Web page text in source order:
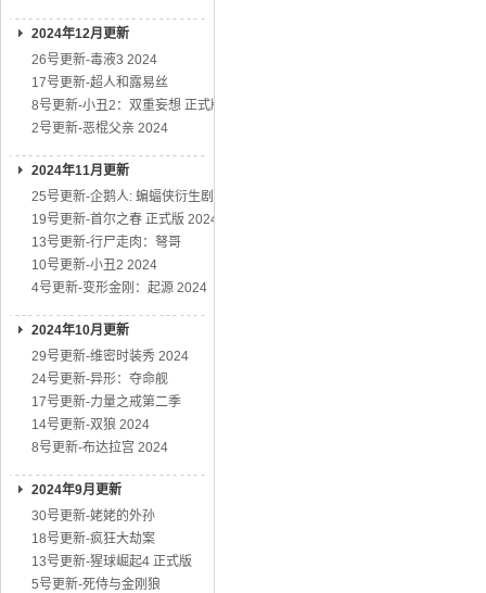
2024年12月更新
26号更新-毒液3 2024
17号更新-超人和露易丝
8号更新-小丑2：双重妄想 正式版
2号更新-恶棍父亲 2024
2024年11月更新
25号更新-企鹅人: 蝙蝠侠衍生剧
19号更新-首尔之春 正式版 2024
13号更新-行尸走肉：弩哥
10号更新-小丑2 2024
4号更新-变形金刚：起源 2024
2024年10月更新
29号更新-维密时装秀 2024
24号更新-异形：夺命舰
17号更新-力量之戒第二季
14号更新-双狼 2024
8号更新-布达拉宫 2024
2024年9月更新
30号更新-姥姥的外孙
18号更新-疯狂大劫案
13号更新-猩球崛起4 正式版
5号更新-死侍与金刚狼